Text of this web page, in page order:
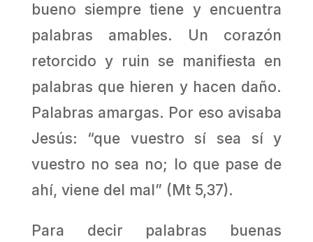
bueno siempre tiene y encuentra
palabras amables. Un corazón
retorcido y ruin se manifiesta en
palabras que hieren y hacen daño.
Palabras amargas. Por eso avisaba
Jesús: “que vuestro sí sea sí y
vuestro no sea no; lo que pase de
ahí, viene del mal” (Mt 5,37).
Para decir palabras buenas